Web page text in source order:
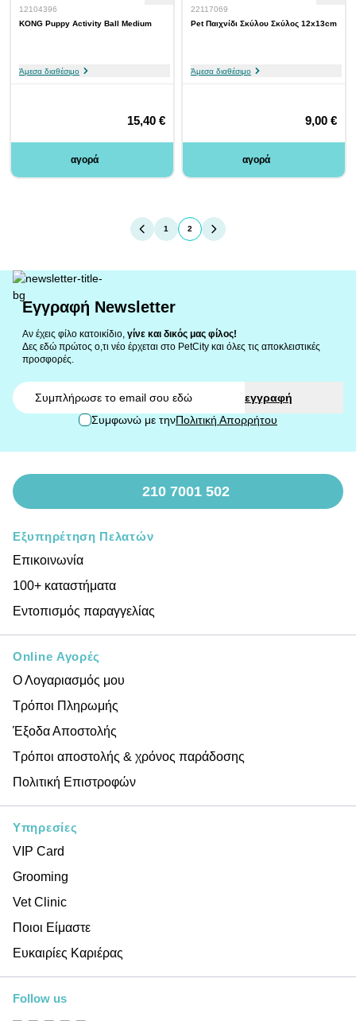
12104396
KONG Puppy Activity Ball Medium
Άμεσα διαθέσιμο
15,40 €
αγορά
22117069
Pet Παιχνίδι Σκύλου Σκύλος 12x13cm
Άμεσα διαθέσιμο
9,00 €
αγορά
You're currently reading page
1
Page
2
Εγγραφή Newsletter
Αν έχεις φίλο κατοικίδιο, γίνε και δικός μας φίλος!
Δες εδώ πρώτος ο,τι νέο έρχεται στο PetCity και όλες τις αποκλειστικές
προσφορές.
εγγραφή
Συμφωνώ με τηνΠολιτική Απορρήτου
210 7001 502
Εξυπηρέτηση Πελατών
Επικοινωνία
100+ καταστήματα
Εντοπισμός παραγγελίας
Online Αγορές
Ο Λογαριασμός μου
Τρόποι Πληρωμής
Έξοδα Αποστολής
Τρόποι αποστολής & χρόνος παράδοσης
Πολιτική Επιστροφών
Υπηρεσίες
VIP Card
Grooming
Vet Clinic
Ποιοι Είμαστε
Ευκαιρίες Καριέρας
Follow us